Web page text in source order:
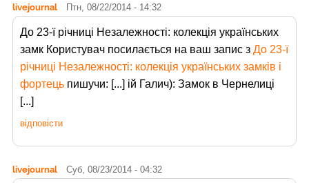
livejournal Птн, 08/22/2014 - 14:32
До 23-ї річниці Незалежності: колекція українських
замк Користувач посилається на ваш запис з До 23-ї
річниці Незалежності: колекція українських замків і
фортець пишучи: [...] ій Галич): Замок в Чернелиці
[...]
відповісти
livejournal Суб, 08/23/2014 - 04:32